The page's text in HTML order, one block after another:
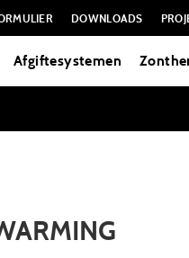
DOWNLOADS
Afgiftesystemen